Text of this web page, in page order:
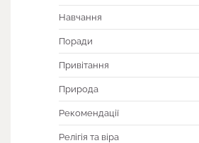
Навчання
Поради
Привітання
Природа
Рекомендації
Релігія та віра